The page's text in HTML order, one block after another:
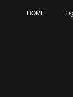
HOME